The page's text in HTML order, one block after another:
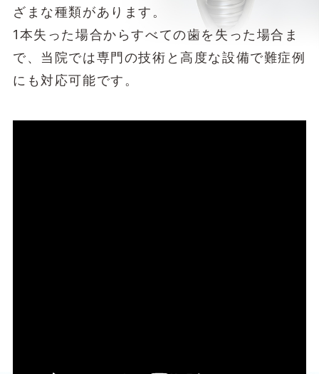
ざまな種類があります。
1本失った場合からすべての歯を失った場合ま
で、当院では専門の技術と高度な設備で難症例
にも対応可能です。